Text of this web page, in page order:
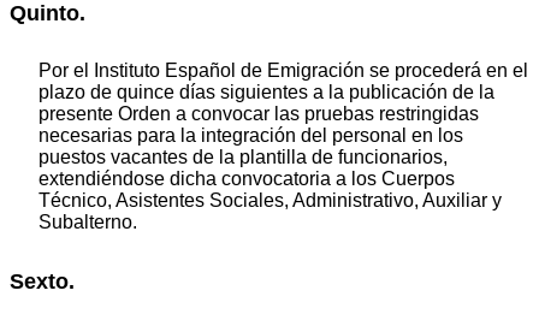
Quinto.
Por el Instituto Español de Emigración se procederá en el
plazo de quince días siguientes a la publicación de la
presente Orden a convocar las pruebas restringidas
necesarias para la integración del personal en los
puestos vacantes de la plantilla de funcionarios,
extendiéndose dicha convocatoria a los Cuerpos
Técnico, Asistentes Sociales, Administrativo, Auxiliar y
Subalterno.
Sexto.